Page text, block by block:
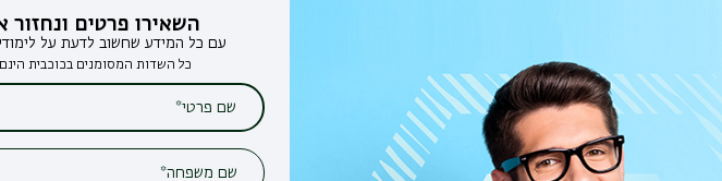
השאירו פרטים ונחזור אליכם
עם כל המידע שחשוב לדעת על לימודים בבר-אילן
כל השדות המסומנים בכוכבית הינם חובה*